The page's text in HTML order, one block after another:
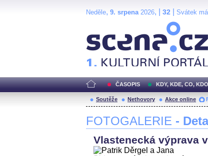
Neděle, 9. srpena2026, | 32 Svátek má
ČASOPIS KDY, KDE, CO, KDO
Soutěže Nethovory Akce online
FOTOGALERIE -
Vlastenecká výprava